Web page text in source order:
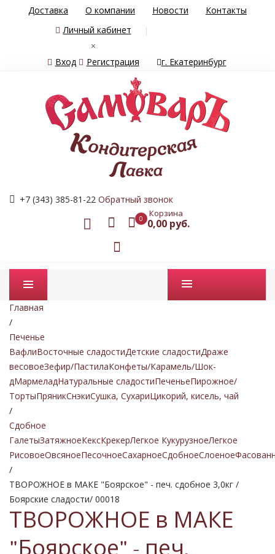
Доставка О компании Новости
Контакты
Личный кабинет
×
Вход
Регистрация г. Екатеринбург
+7 (343) 385-81-22 Обратный звонок
0 Корзина
0,00 руб.
Промо товары
Главная
/
Печенье
ВафлиВосточные сладостиДетские сладостиДраже
весовоеЗефир/ПастилаКонфеты/Карамель/Шок-
дМармеладНатуральные сладостиПеченьеПирожное/
ТортыПряникСнэкиСушка, СухариЦикорий, кисель, чай
/
Сдобное
ГалетыЗатяжноеКексКрекерЛегкое КукурузноеЛегкое
РисовоеОвсяноеПесочноеСахарноеСдобноеСлоеное
/
ТВОРОЖНОЕ в МАКЕ "Боярское" - печ. сдобное 3,0кг /
Боярские сладости/ 00018
ТВОРОЖНОЕ в МАКЕ
"Боярское" - печ.